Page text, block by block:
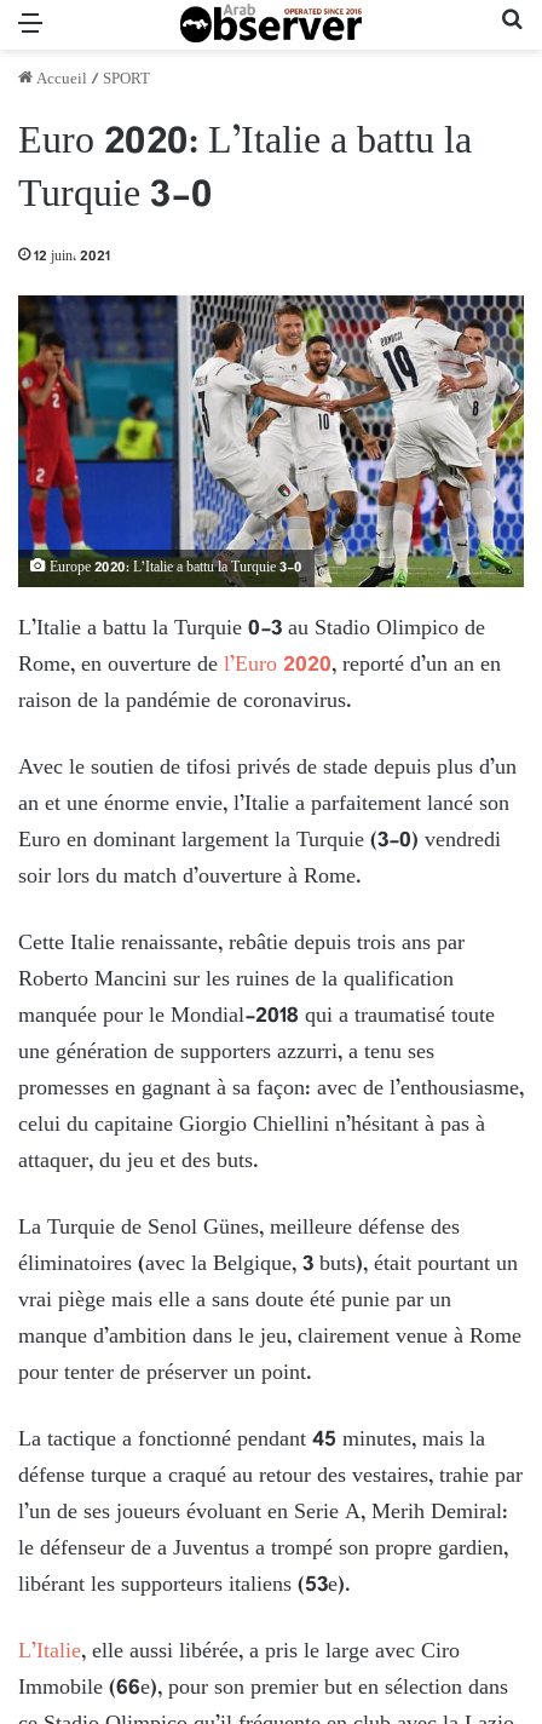
Accueil /SPORT
Euro 2020: L’Italie a battu la
Turquie 3-0
12 juin، 2021
Europe 2020: L’Italie a battu la Turquie 3-0
L’Italie a battu la Turquie 0-3 au Stadio Olimpico de
Rome, en ouverture del’Euro 2020, reporté d’un an en
raison de la pandémie de coronavirus.
Avec le soutien de tifosi privés de stade depuis plus d’un
an et une énorme envie, l’Italie a parfaitement lancé son
Euro en dominant largement la Turquie (3-0) vendredi
soir lors du match d’ouverture à Rome.
Cette Italie renaissante, rebâtie depuis trois ans par
Roberto Mancini sur les ruines de la qualification
manquée pour le Mondial-2018 qui a traumatisé toute
une génération de supporters azzurri, a tenu ses
promesses en gagnant à sa façon: avec de l’enthousiasme,
celui du capitaine Giorgio Chiellini n’hésitant à pas à
attaquer, du jeu et des buts.
La Turquie de Senol Günes, meilleure défense des
éliminatoires (avec la Belgique, 3 buts), était pourtant un
vrai piège mais elle a sans doute été punie par un
manque d’ambition dans le jeu, clairement venue à Rome
pour tenter de préserver un point.
La tactique a fonctionné pendant 45 minutes, mais la
défense turque a craqué au retour des vestaires, trahie par
l’un de ses joueurs évoluant en Serie A, Merih Demiral:
le défenseur de a Juventus a trompé son propre gardien,
libérant les supporteurs italiens (53e).
L’Italie, elle aussi libérée, a pris le large avec Ciro
Immobile (66e), pour son premier but en sélection dans